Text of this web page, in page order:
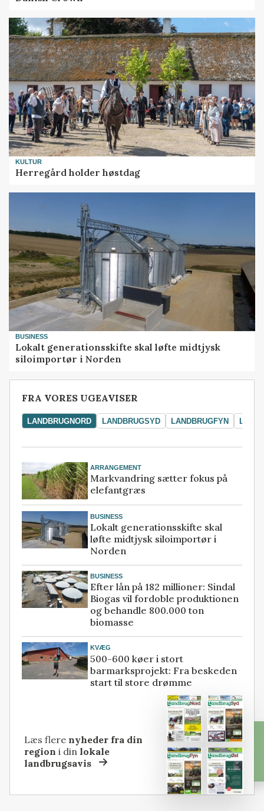
KULTUR
Herregård holder høstdag
BUSINESS
Lokalt generationsskifte skal løfte midtjysk
siloimportør i Norden
FRA VORES UGEAVISER
LANDBRUGNORD LANDBRUGSYD LANDBRUGFYN
ARRANGEMENT
Markvandring sætter fokus på
elefantgræs
BUSINESS
Lokalt generationsskifte skal
løfte midtjysk siloimportør i
Norden
BUSINESS
Efter lån på 182 millioner: Sindal
Biogas vil fordoble produktionen
og behandle 800.000 ton
biomasse
KVÆG
500-600 køer i stort
barmarksprojekt: Fra beskeden
start til store drømme
Læs flere nyheder fra din
region i dinlokale
landbrugsavis